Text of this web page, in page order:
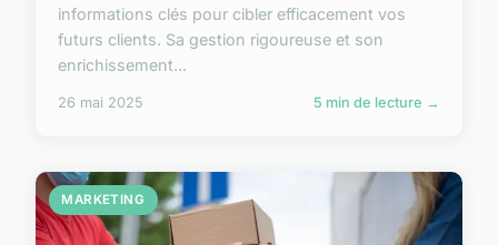
informations clés pour cibler efficacement vos
futurs clients. Sa gestion rigoureuse et son
enrichissement...
26 mai 2025 5 min de lecture →
MARKETING